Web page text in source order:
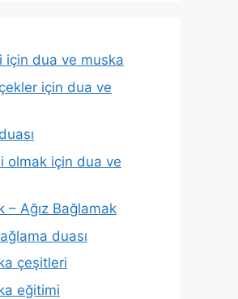
için dua ve muska
için dua ve
olmak için dua ve
– Ağız Bağlamak
duası
çeşitleri
eğitimi